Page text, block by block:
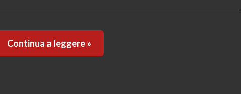
Continua a leggere »